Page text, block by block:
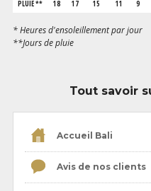
PLUIE **
18 17 15 11 9
* Heures d'ensoleillement par jour
**Jours de pluie
Tout savoir
Accueil Bali
Avis de nos clients